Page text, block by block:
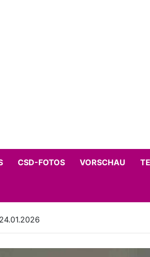
CSD-FOTOS VORSCHAU